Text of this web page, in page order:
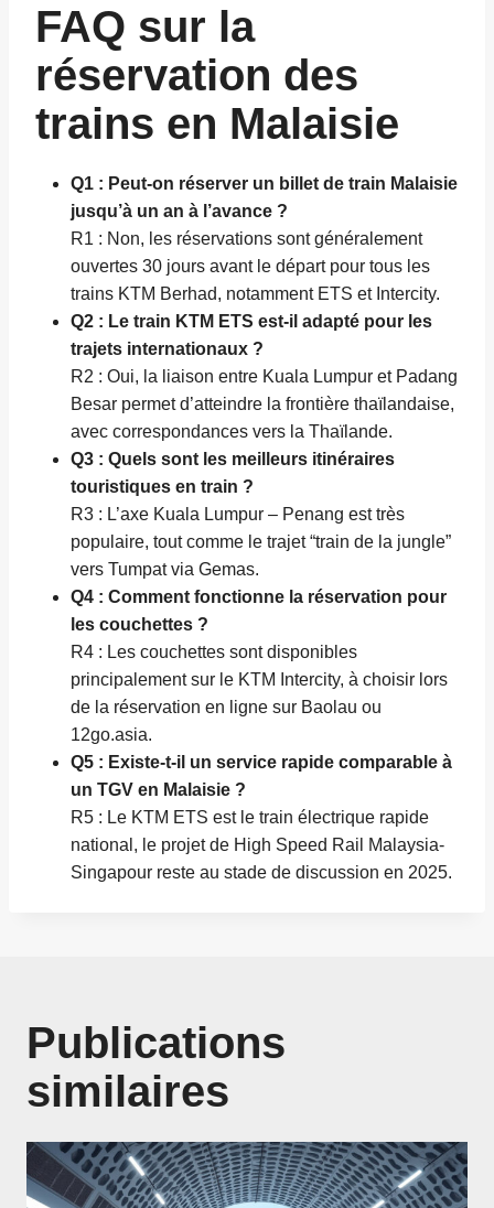
FAQ sur la
réservation des
trains en Malaisie
Q1 : Peut-on réserver un billet de train Malaisie
jusqu’à un an à l’avance ?
R1 : Non, les réservations sont généralement
ouvertes 30 jours avant le départ pour tous les
trains KTM Berhad, notamment ETS et Intercity.
Q2 : Le train KTM ETS est-il adapté pour les
trajets internationaux ?
R2 : Oui, la liaison entre Kuala Lumpur et Padang
Besar permet d’atteindre la frontière thaïlandaise,
avec correspondances vers la Thaïlande.
Q3 : Quels sont les meilleurs itinéraires
touristiques en train ?
R3 : L’axe Kuala Lumpur – Penang est très
populaire, tout comme le trajet “train de la jungle”
vers Tumpat via Gemas.
Q4 : Comment fonctionne la réservation pour
les couchettes ?
R4 : Les couchettes sont disponibles
principalement sur le KTM Intercity, à choisir lors
de la réservation en ligne sur Baolau ou
12go.asia.
Q5 : Existe-t-il un service rapide comparable à
un TGV en Malaisie ?
R5 : Le KTM ETS est le train électrique rapide
national, le projet de High Speed Rail Malaysia-
Singapour reste au stade de discussion en 2025.
Publications
similaires